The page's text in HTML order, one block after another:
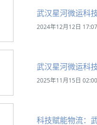
武汉星河微运科
2024年12月12日 17:07
武汉星河微运科
2025年11月15日 02:00
科技赋能物流：